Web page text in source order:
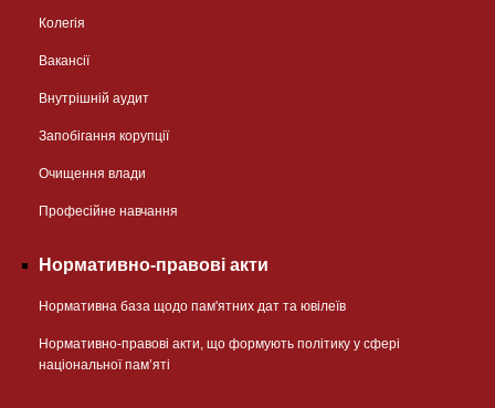
Колегія
Вакансії
Внутрішній аудит
Запобігання корупції
Очищення влади
Професійне навчання
Нормативно-правові акти
Нормативна база щодо пам'ятних дат та ювілеїв
Нормативно-правові акти, що формують політику у сфері
національної памʼяті